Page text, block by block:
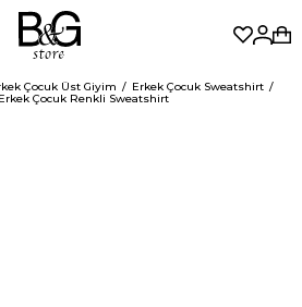
Çocuk Üst Giyim
Erkek Çocuk Sweatshirt
Çocuk Renkli Sweatshirt